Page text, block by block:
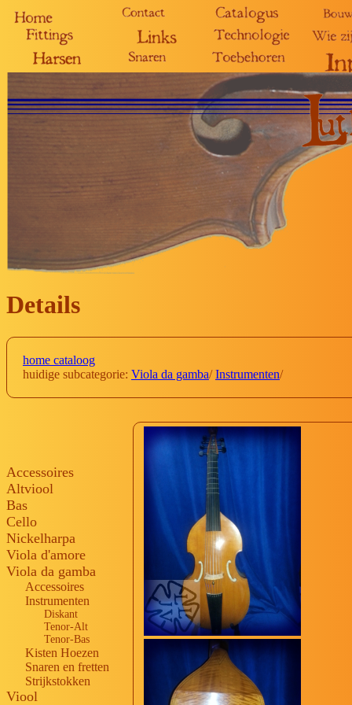
Details
home cataloog
huidige subcategorie: Viola da gamba/Instrumenten/
Accessoires
Altviool
Bas
Cello
Nickelharpa
Viola d'amore
Viola da gamba
Accessoires
Instrumenten
Diskant
Tenor-Alt
Tenor-Bas
Kisten Hoezen
Snaren en fretten
Strijkstokken
Viool